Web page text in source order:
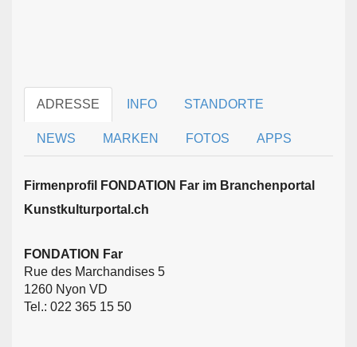
ADRESSE INFO STANDORTE
NEWS MARKEN FOTOS APPS
Firmen­profil FONDATION Far im Branchen­portal
Kunstkulturportal.ch
FONDATION Far
Rue des Marchandises 5
1260 Nyon VD
Tel.: 022 365 15 50